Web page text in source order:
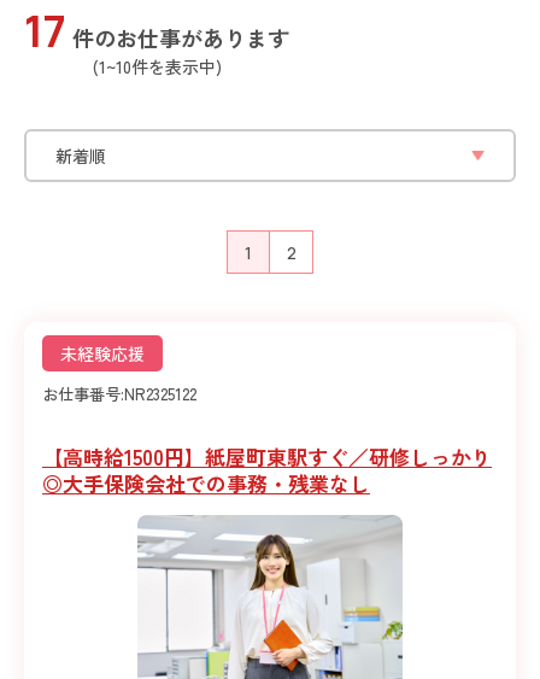
17 件のお仕事があります
(1~10件を表示中)
1 2
未経験応援
お仕事番号:NR2325122
【高時給1500円】紙屋町東駅すぐ／研修しっかり
◎大手保険会社での事務・残業なし